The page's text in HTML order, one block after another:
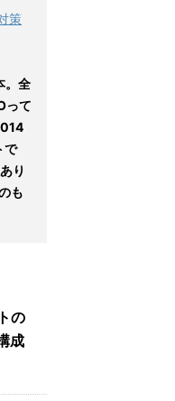
策
。全
って
で
り
も
の
成